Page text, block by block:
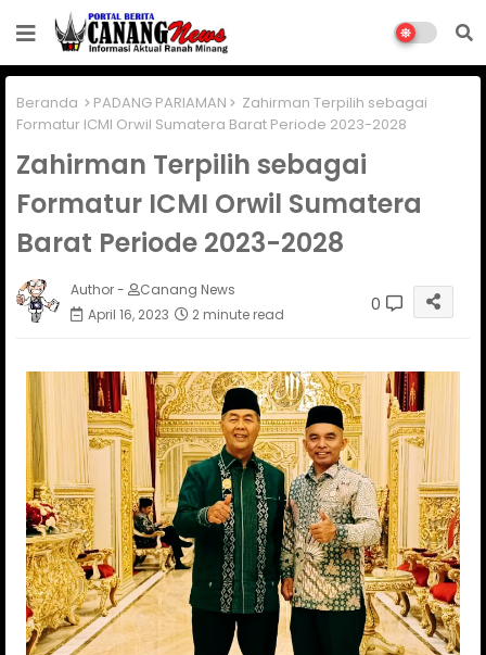
Beranda PADANG PARIAMAN
Zahirman Terpilih sebagai
Formatur ICMI Orwil Sumatera Barat Periode 2023-2028
Zahirman Terpilih sebagai
Formatur ICMI Orwil Sumatera
Barat Periode 2023-2028
Author -
Canang News
April 16, 2023
2 minute read 0